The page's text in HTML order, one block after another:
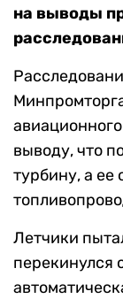
на выводы
выводу, что
турбину, а ее
Летчики
перекинулся